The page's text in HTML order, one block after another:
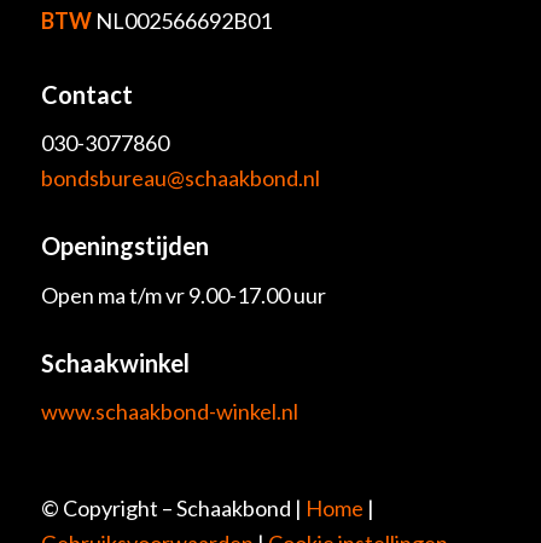
BTWNL002566692B01
Contact
030-3077860
bondsbureau@schaakbond.nl
Openingstijden
Open ma t/m vr 9.00-17.00 uur
Schaakwinkel
www.schaakbond-winkel.nl
© Copyright – Schaakbond | Home |